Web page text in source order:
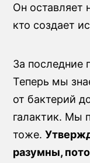
Он оставляет
кто создает
За последние
Теперь мы
от бактерий
галактик. Мы
тоже.
разумны,